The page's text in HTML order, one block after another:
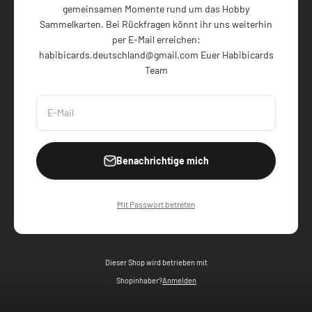
gemeinsamen Momente rund um das Hobby
Sammelkarten. Bei Rückfragen könnt ihr uns weiterhin
per E-Mail erreichen:
habibicards.deutschland@gmail.com Euer Habibicards
Team
E-Mail
Benachrichtige mich
Mit Passwort betreten
Dieser Shop wird betrieben mit
Shopinhaber?Anmelden